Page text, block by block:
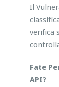
Il
verifica
Fate
API?